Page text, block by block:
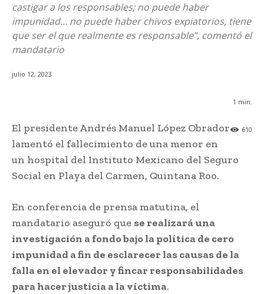
castigar a los responsables; no puede haber
impunidad… no puede haber chivos expiatorios, tiene
que ser el que realmente es responsable”, comentó el
mandatario
julio 12, 2023
1 min.
610
El presidente Andrés Manuel López Obrador
lamentó el fallecimiento de una menor en
un hospital del Instituto Mexicano del Seguro
Social en Playa del Carmen, Quintana Roo.
En conferencia de prensa matutina, el
mandatario aseguró que se realizará una
investigación a fondo bajo la política de cero
impunidad a fin de esclarecer las causas de la
falla en el elevador y fincar responsabilidades
para hacer justicia a la víctima.